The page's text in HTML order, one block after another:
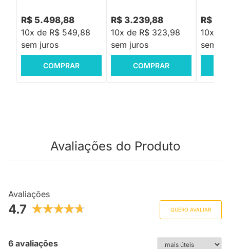
R$ 5.498,88
10x de R$ 549,88
sem juros
COMPRAR
R$ 3.239,88
10x de R$ 323,98
sem juros
COMPRAR
R$
10x de
sem
Avaliações do Produto
Avaliações
4.7 QUERO AVALIAR
6 avaliações